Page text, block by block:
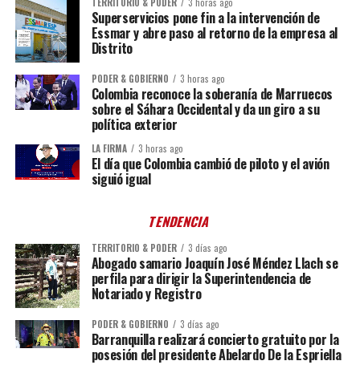
Superservicios pone fin a la intervención de
Essmar y abre paso al retorno de la empresa al
Distrito
PODER & GOBIERNO 3 horas ago
Colombia reconoce la soberanía de Marruecos
sobre el Sáhara Occidental y da un giro a su
política exterior
LA FIRMA 3 horas ago
El día que Colombia cambió de piloto y el avión
siguió igual
TENDENCIA
TERRITORIO & PODER 3 días ago
Abogado samario Joaquín José Méndez Llach se
perfila para dirigir la Superintendencia de
Notariado y Registro
PODER & GOBIERNO 3 días ago
Barranquilla realizará concierto gratuito por la
posesión del presidente Abelardo De la Espriella